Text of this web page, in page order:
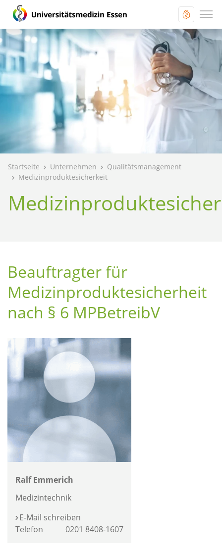
Startseite Unternehmen
Qualitätsmanagement
Medizinproduktesicherkeit
Beauftragter für
Medizinproduktesicherheit
nach § 6 MPBetreibV
Ralf Emmerich
Medizintechnik
E-Mail schreiben
Telefon
0201 8408-1607